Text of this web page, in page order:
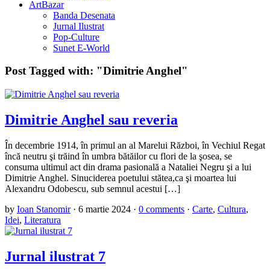
ArtBazar
Banda Desenata
Jurnal Ilustrat
Pop-Culture
Sunet E-World
Post Tagged with: "Dimitrie Anghel"
Dimitrie Anghel sau reveria
În decembrie 1914, în primul an al Marelui Război, în Vechiul Regat
încă neutru şi trăind în umbra bătăilor cu flori de la şosea, se
consuma ultimul act din drama pasională a Nataliei Negru şi a lui
Dimitrie Anghel. Sinuciderea poetului stătea,ca şi moartea lui
Alexandru Odobescu, sub semnul acestui […]
by Ioan Stanomir · 6 martie 2024 · 0 comments · Carte, Cultura,
Idei, Literatura
Jurnal ilustrat 7